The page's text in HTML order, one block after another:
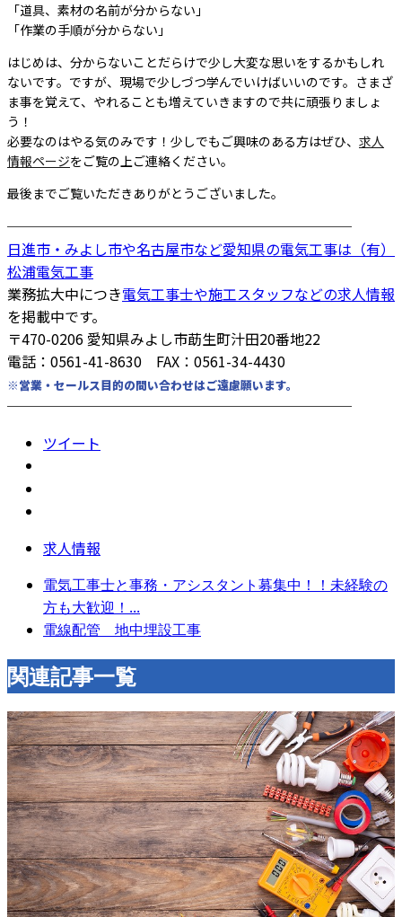
「道具、素材の名前が分からない」
「作業の手順が分からない」
はじめは、分からないことだらけで少し大変な思いをするかもしれ
ないです。ですが、現場で少しづつ学んでいけばいいのです。さまざ
ま事を覚えて、やれることも増えていきますので共に頑張りましょ
う！
必要なのはやる気のみです！少しでもご興味のある方はぜひ、 求人
情報ページをご覧の上ご連絡ください。
最後までご覧いただきありがとうございました。
────────────────────────
日進市・みよし市や名古屋市など愛知県の電気工事は（有）
松浦電気工事
業務拡大中につき電気工事士や施工スタッフなどの求人情報
を掲載中です。
〒470-0206 愛知県みよし市莇生町汁田20番地22
電話：0561-41-8630 FAX：0561-34-4430
※営業・セールス目的の問い合わせはご遠慮願います。
────────────────────────
ツイート
求人情報
電気工事士と事務・アシスタント募集中！！未経験の
方も大歓迎！...
電線配管 地中埋設工事
関連記事一覧